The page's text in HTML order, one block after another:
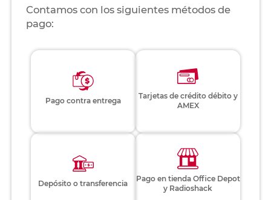
Contamos con los siguientes métodos de
pago:
Pago contra entrega
Tarjetas de crédito débito y
AMEX
Depósito o transferencia
Pago en tienda Office Depot
y Radioshack